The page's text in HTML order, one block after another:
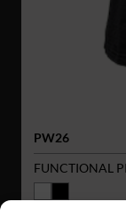
PW26
FUNCTIONAL